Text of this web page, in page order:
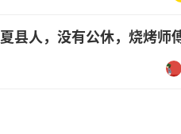
县人，没有公休，烧烤师